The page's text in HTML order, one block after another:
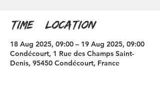
Time & Location
18 Aug 2025, 09:00 – 19 Aug 2025, 09:00
Condécourt, 1 Rue des Champs Saint-
Denis, 95450 Condécourt, France